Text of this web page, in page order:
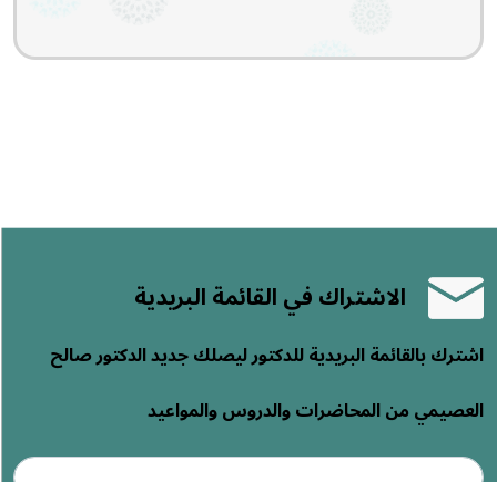
الاشتراك في القائمة البريدية
اشترك بالقائمة البريدية للدكتور ليصلك جديد الدكتور صالح
العصيمي من المحاضرات والدروس والمواعيد